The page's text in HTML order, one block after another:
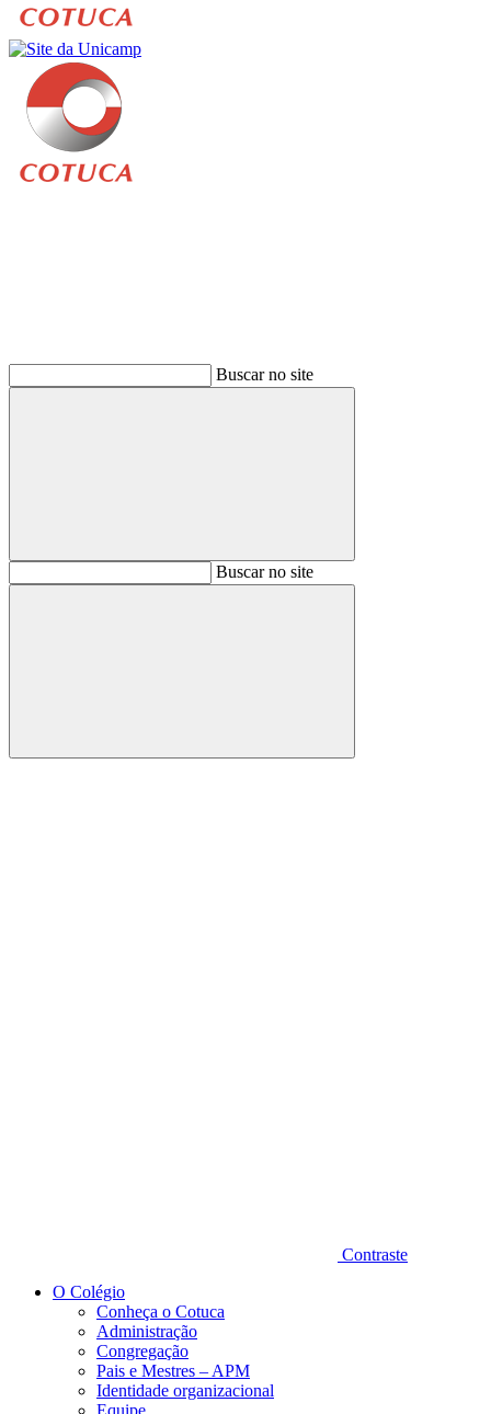
Buscar no site
BuscarBuscar no site
Buscar
Contraste
O Colégio
Conheça o Cotuca
Administração
Congregação
Pais e Mestres – APM
Identidade organizacional
Equipe